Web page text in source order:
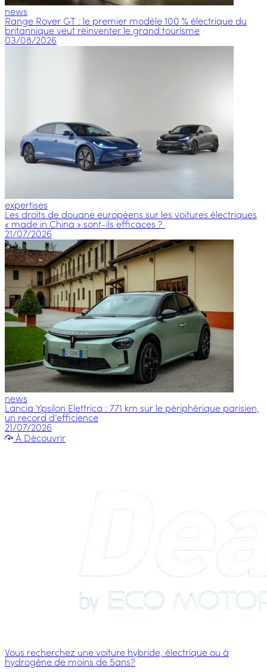
news
Range Rover GT : le premier modèle 100 % électrique du
britannique veut réinventer le grand tourisme
03/08/2026
expertises
Les droits de douane européens sur les voitures électriques
« made in China » sont-ils efficaces ?
21/07/2026
news
Lancia Ypsilon Elettrica : 771 km sur le périphérique parisien,
un record d’efficience
21/07/2026
À Découvrir
Vous recherchez une voiture hybride, électrique ou à
hydrogène de moins de 5ans?